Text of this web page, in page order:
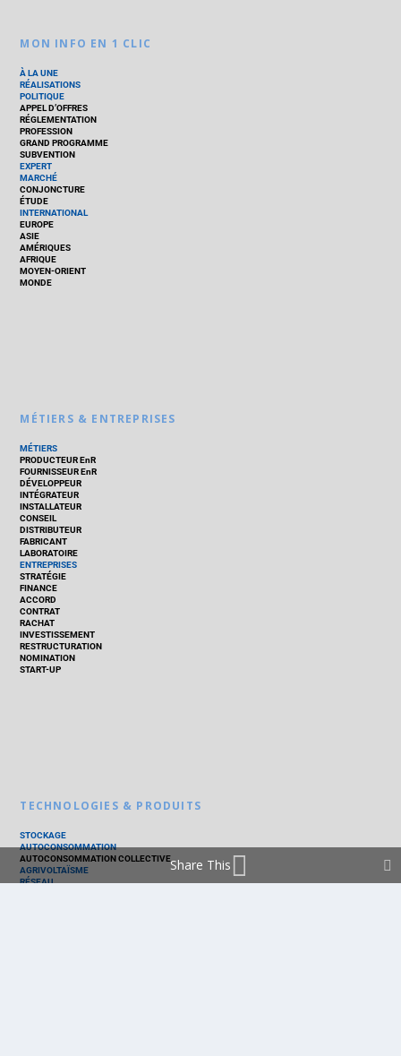
MON INFO EN 1 CLIC
À LA UNE
RÉALISATIONS
POLITIQUE
APPEL D’OFFRES
RÉGLEMENTATION
PROFESSION
GRAND PROGRAMME
SUBVENTION
EXPERT
MARCHÉ
CONJONCTURE
ÉTUDE
INTERNATIONAL
EUROPE
ASIE
AMÉRIQUES
AFRIQUE
MOYEN-ORIENT
MONDE
MÉTIERS & ENTREPRISES
MÉTIERS
PRODUCTEUR EnR
FOURNISSEUR EnR
DÉVELOPPEUR
INTÉGRATEUR
INSTALLATEUR
CONSEIL
DISTRIBUTEUR
FABRICANT
LABORATOIRE
ENTREPRISES
STRATÉGIE
FINANCE
ACCORD
CONTRAT
RACHAT
INVESTISSEMENT
RESTRUCTURATION
NOMINATION
START-UP
TECHNOLOGIES & PRODUITS
STOCKAGE
AUTOCONSOMMATION
AUTOCONSOMMATION COLLECTIVE
AGRIVOLTAÏSME
RÉSEAU
Share This